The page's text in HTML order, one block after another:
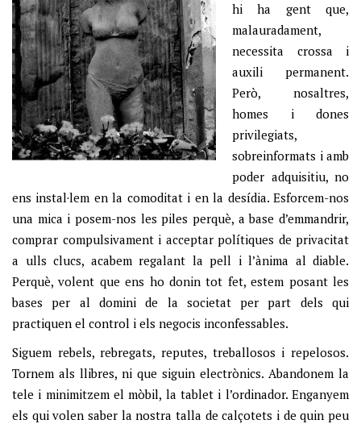
hi ha gent que,
malauradament,
necessita crossa i
auxili permanent.
Però, nosaltres,
homes i dones
privilegiats,
sobreinformats i amb
poder adquisitiu, no
ens instal·lem en la comoditat i en la desídia. Esforcem-nos
una mica i posem-nos les piles perquè, a base d’emmandrir,
comprar compulsivament i acceptar polítiques de privacitat
a ulls clucs, acabem regalant la pell i l’ànima al diable.
Perquè, volent que ens ho donin tot fet, estem posant les
bases per al domini de la societat per part dels qui
practiquen el control i els negocis inconfessables.
Siguem rebels, rebregats, reputes, treballosos i repelosos.
Tornem als llibres, ni que siguin electrònics. Abandonem la
tele i minimitzem el mòbil, la tablet i l’ordinador. Enganyem
els qui volen saber la nostra talla de calçotets i de quin peu